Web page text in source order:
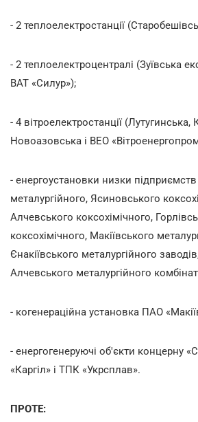
- 2 теплоелектростанції
- 2 теплоелектроцентралі (Зуївська
ВАТ «Силур»);
- 4 вітроелектростанції
Новоазовська і ВЕО
- енергоустановки низки
металургійного, Ясиновського
Алчевського коксохімічного,
коксохімічного, Макіївського
Єнакіївського металургійного
Алчевського металургійного
- когенераційна установка ПАО
- енергогенеруючі об'єкти концерну
«Каргіл» і ТПК «Укрсплав».
ПРОТЕ: